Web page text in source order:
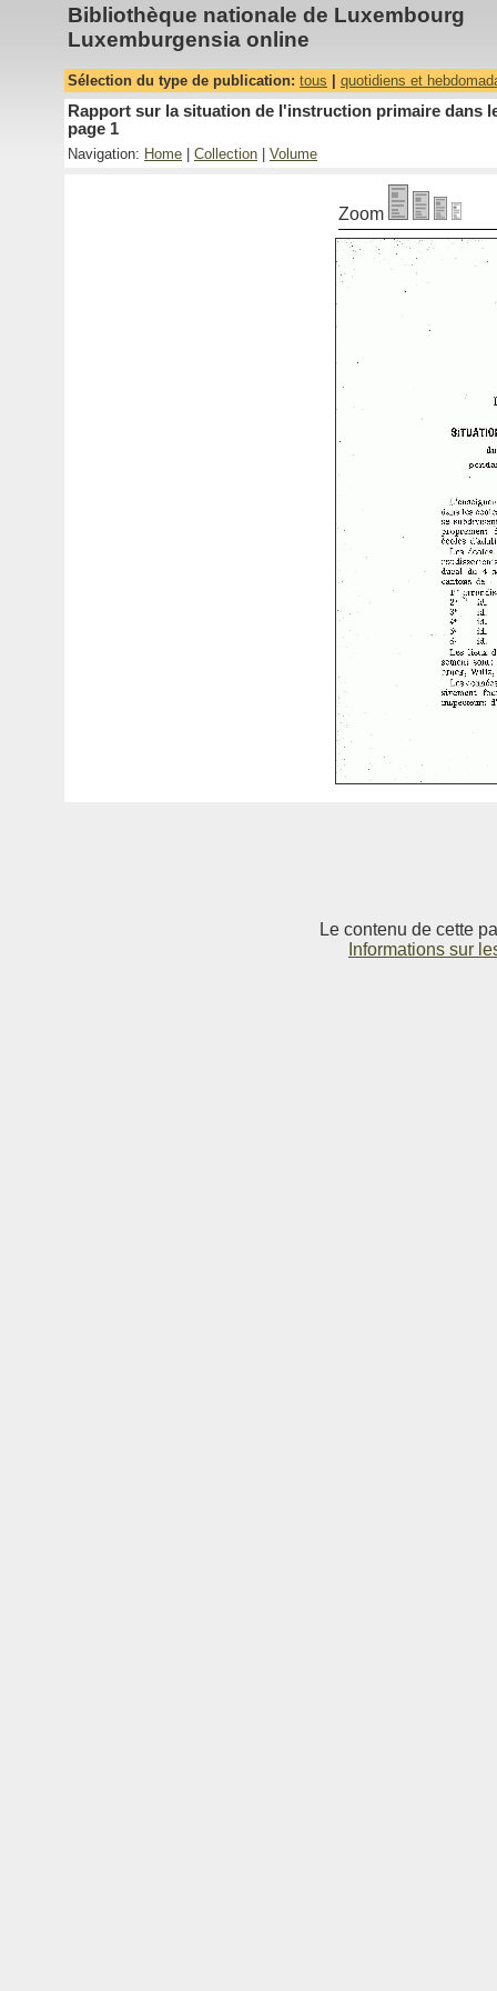
Bibliothèque nationale de Luxembourg
Luxemburgensia online
Sélection du type de publication: tous quotidiens et
Rapport sur la situation de l'instruction primaire dans
page 1
Navigation: Home Collection Volume
Zoom
Le contenu de cette
Informations sur